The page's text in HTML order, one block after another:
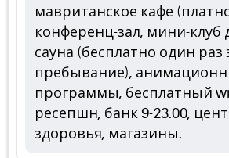
мавританское кафе
конференц-зал, мини-клуб
сауна (бесплатно один раз
пребывание),
программы, бесплатный
ресепшн, банк 9-23.00,
здоровья, магазины.